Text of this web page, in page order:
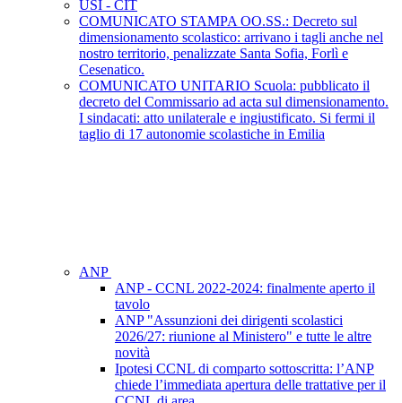
USI - CIT
COMUNICATO STAMPA OO.SS.: Decreto sul
dimensionamento scolastico: arrivano i tagli anche nel
nostro territorio, penalizzate Santa Sofia, Forlì e
Cesenatico.
COMUNICATO UNITARIO Scuola: pubblicato il
decreto del Commissario ad acta sul dimensionamento.
I sindacati: atto unilaterale e ingiustificato. Si fermi il
taglio di 17 autonomie scolastiche in Emilia
ANP
ANP - CCNL 2022-2024: finalmente aperto il
tavolo
ANP "Assunzioni dei dirigenti scolastici
2026/27: riunione al Ministero" e tutte le altre
novità
Ipotesi CCNL di comparto sottoscritta: l’ANP
chiede l’immediata apertura delle trattative per il